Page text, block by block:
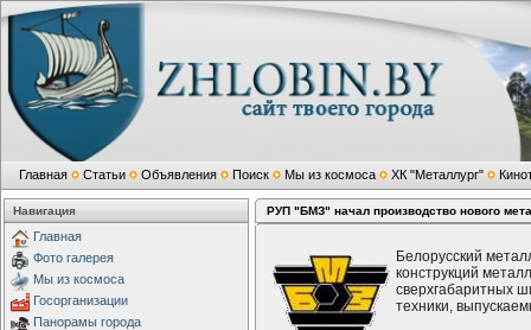
Главная Статьи Объявления Поиск Мы из космоса ХК "Металлург"
Навигация
Главная
Фото галерея
Мы из космоса
Госорганизации
Панорамы города
РУП "БМЗ" начал производство нового
Белорусский
конструкций
сверхгабаритных
техники,